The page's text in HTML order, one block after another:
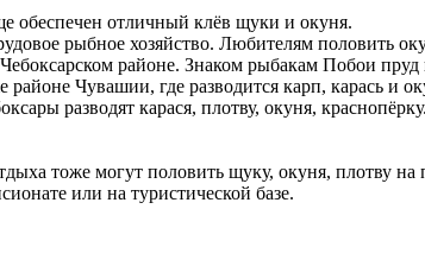
обеспечен отличный клёв щуки и окуня.
рыбное хозяйство. Любителям половить
районе. Знаком рыбакам Побои пруд
Чувашии, где разводится карп, карась и
разводят карася, плотву, окуня, краснопёрку.
тоже могут половить щуку, окуня, плотву на
или на туристической базе.